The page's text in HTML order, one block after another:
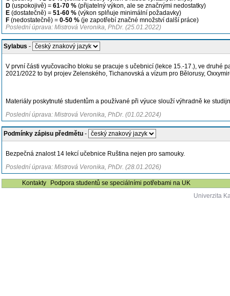
D (uspokojivě) = 61-70 % (přijatelný výkon, ale se značnými nedostatky)
E (dostatečně) = 51-60 % (výkon splňuje minimální požadavky)
F (nedostatečně) = 0-50 % (je zapotřebí značné množství další práce)
Poslední úprava: Mistrová Veronika, PhDr. (25.01.2022)
Sylabus -
V první části vyučovacího bloku se pracuje s učebnicí (lekce 15.-17.), ve druhé
2021/2022 to byl projev Zelenského, Tichanovská a vízum pro Bělorusy,
Materiály poskytnuté studentům a používané při výuce slouží výhradně ke
Poslední úprava: Mistrová Veronika, PhDr. (01.02.2024)
Podmínky zápisu předmětu -
Bezpečná znalost 14 lekcí učebnice Ruština nejen pro samouky.
Poslední úprava: Mistrová Veronika, PhDr. (28.01.2026)
Kontakty
Podpora studentů se speciálními potřebami na UK
Univerzita